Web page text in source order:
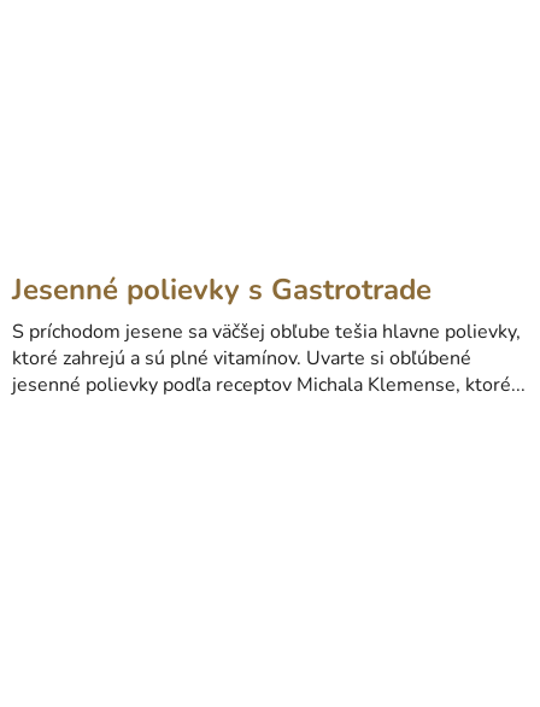
Jesenné polievky s Gastrotrade
S príchodom jesene sa väčšej obľube tešia hlavne polievky,
ktoré zahrejú a sú plné vitamínov. Uvarte si obľúbené
jesenné polievky podľa receptov Michala Klemense, ktoré...